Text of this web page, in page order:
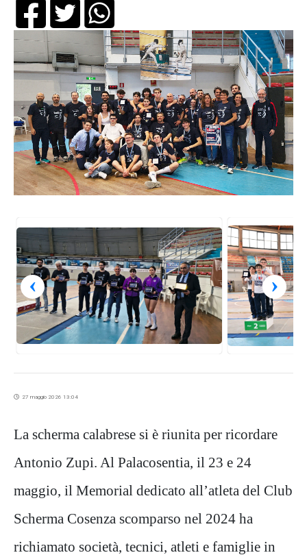
‹ ›
27 maggio 2026 13:04
La scherma calabrese si è riunita per ricordare
Antonio Zupi. Al Palacosentia, il 23 e 24
maggio, il Memorial dedicato all’atleta del Club
Scherma Cosenza scomparso nel 2024 ha
richiamato società, tecnici, atleti e famiglie in